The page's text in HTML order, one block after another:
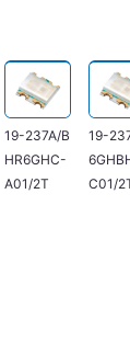
19-237A/B
HR6GHC-
A01/2T
19-
C01/